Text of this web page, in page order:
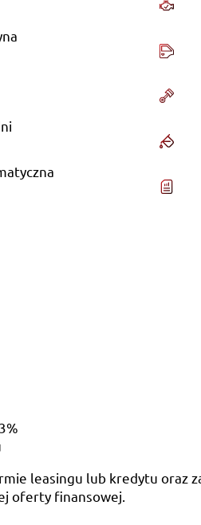
leasingu lub kredytu oraz
oferty finansowej.